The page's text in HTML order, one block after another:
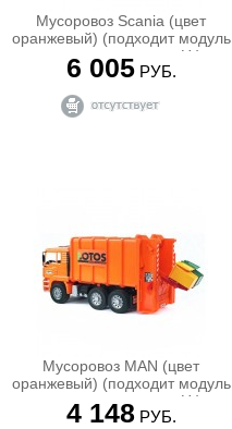
Мусоровоз Scania (цвет
оранжевый) (подходит модуль
со звуком и светом H )
6 005РУБ.
Мусоровоз MAN (цвет
оранжевый) (подходит модуль
со звуком и светом H )
4 148РУБ.